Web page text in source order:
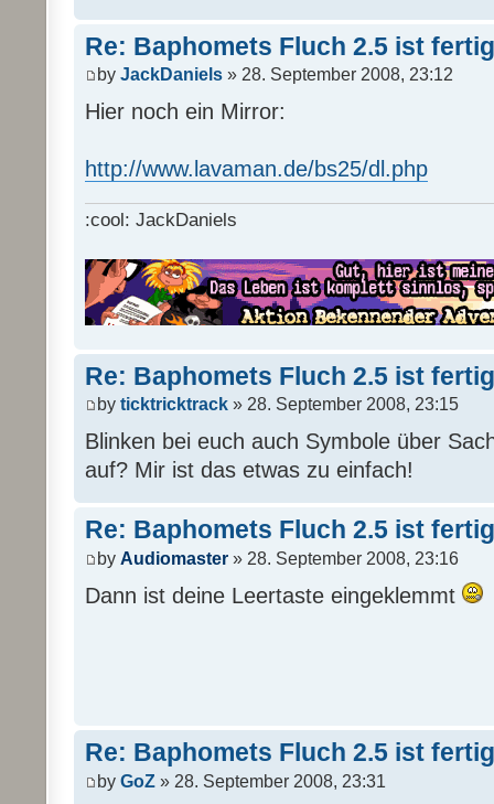
Re: Baphomets Fluch 2.5 ist fertig
by JackDaniels » 28. September 2008, 23:12
Hier noch ein Mirror:
http://www.lavaman.de/bs25/dl.php
:cool: JackDaniels
Re: Baphomets Fluch 2.5 ist fertig
by ticktricktrack » 28. September 2008, 23:15
Blinken bei euch auch Symbole über
auf? Mir ist das etwas zu einfach!
Re: Baphomets Fluch 2.5 ist fertig
by Audiomaster » 28. September 2008, 23:16
Dann ist deine Leertaste eingeklemmt
Re: Baphomets Fluch 2.5 ist fertig
by GoZ » 28. September 2008, 23:31